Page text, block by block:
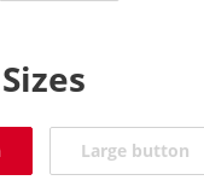
Large button